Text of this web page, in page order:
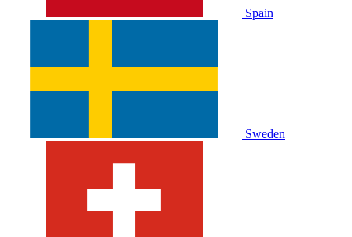
Spain
Sweden